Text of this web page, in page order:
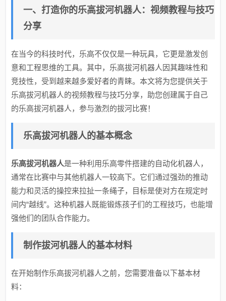
一、打造你的乐高拔河机器人：视频教程与技巧
分享
在当今的科技时代，乐高不仅仅是一种玩具，它更是激发创
意和工程思维的工具。其中，乐高拔河机器人因其趣味性和
竞技性，受到越来越多爱好者的青睐。本文将为您提供关于
乐高拔河机器人的视频教程与技巧分享，助您创建属于自己
的乐高拔河机器人，参与激烈的拔河比赛！
乐高拔河机器人的基本概念
乐高拔河机器人是一种利用乐高零件搭建的自动化机器人，
通常在比赛中与其他机器人一较高下。它们通过强劲的推动
能力和灵活的操控来拉扯一条绳子，目标是使对方在规定时
间内“越线”。这种机器人既能锻炼孩子们的工程技巧，也能增
强他们的团队合作能力。
制作拔河机器人的基本材料
在开始制作乐高拔河机器人之前，您需要准备以下基本材
料：